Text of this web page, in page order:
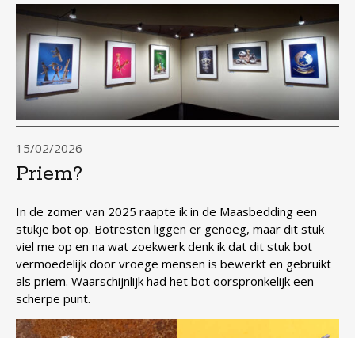
15/02/2026
Priem?
In de zomer van 2025 raapte ik in de Maasbedding een
stukje bot op. Botresten liggen er genoeg, maar dit stuk
viel me op en na wat zoekwerk denk ik dat dit stuk bot
vermoedelijk door vroege mensen is bewerkt en gebruikt
als priem. Waarschijnlijk had het bot oorspronkelijk een
scherpe punt.